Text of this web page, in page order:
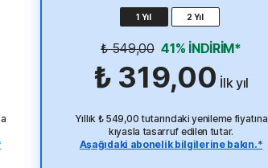
1 Yıl 2 Yıl
₺ 549,00 41% İNDİRİM*
₺ 319,00 İlk yıl
Yıllık ₺ 549,00 tutarındaki yenileme fiyatına
kıyasla tasarruf edilen tutar.
Aşağıdaki abonelik bilgilerine bakın.*